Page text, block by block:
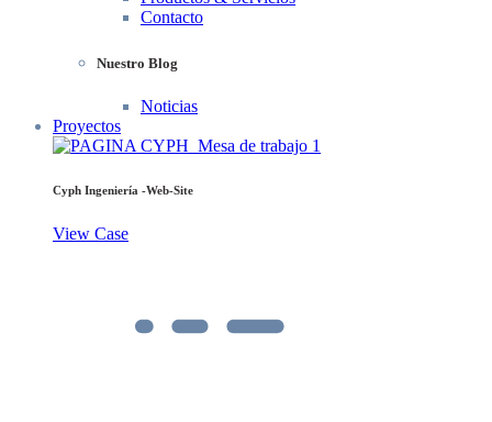
Contacto
Nuestro Blog
Noticias
Proyectos
Cyph Ingeniería -Web-Site
View Case